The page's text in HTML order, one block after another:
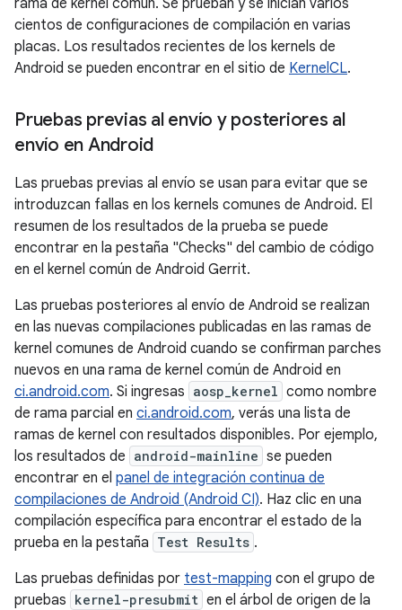
cientos de configuraciones de compilación en varias
placas. Los resultados recientes de los kernels de
Android se pueden encontrar en el sitio de KernelCL.
Pruebas previas al envío y posteriores al
envío en Android
Las pruebas previas al envío se usan para evitar que se
introduzcan fallas en los kernels comunes de Android. El
resumen de los resultados de la prueba se puede
encontrar en la pestaña "Checks" del cambio de código
en el kernel común de Android Gerrit.
Las pruebas posteriores al envío de Android se realizan
en las nuevas compilaciones publicadas en las ramas de
kernel comunes de Android cuando se confirman parches
nuevos en una rama de kernel común de Android en
ci.android.com. Si ingresas aosp_kernel como nombre
de rama parcial en ci.android.com, verás una lista de
ramas de kernel con resultados disponibles. Por ejemplo,
los resultados de android-mainline se pueden
encontrar en el panel de integración continua de
compilaciones de Android (Android CI). Haz clic en una
compilación específica para encontrar el estado de la
prueba en la pestaña Test Results .
Las pruebas definidas por test-mapping con el grupo de
pruebas kernel-presubmit en el árbol de origen de la